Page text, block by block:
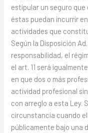
estipular un seguro que
éstas puedan incurrir
actividades que
Según la Disposición
responsabilidad, el
el art. 11 será
en que dos o más
actividad profesional
con arreglo a esta Ley.
circunstancia cuando
públicamente bajo una